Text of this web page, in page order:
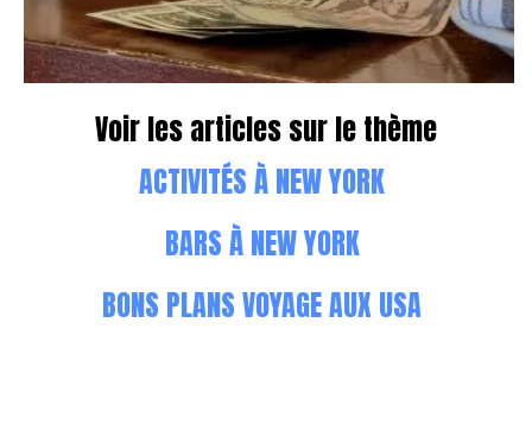
Voir les articles sur le thème
ACTIVITÉS À NEW YORK
BARS À NEW YORK
BONS PLANS VOYAGE AUX USA